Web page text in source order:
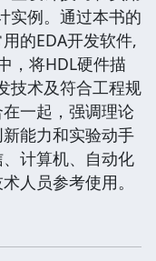
实例。通过本书的
的EDA开发软件,
，将HDL硬件描
技术及符合工程规
一起，强调理论
能力和实验动手
计算机、自动化
人员参考使用。